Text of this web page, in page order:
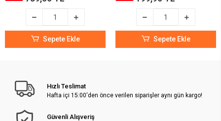
Sepete Ekle Sepete Ekle
Hızlı Teslimat
Hafta içi 15:00'den önce verilen siparişler aynı gün kargo!
Güvenli Alışveriş